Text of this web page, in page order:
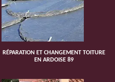
RÉPARATION ET CHANGEMENT TOITURE
EN ARDOISE 89